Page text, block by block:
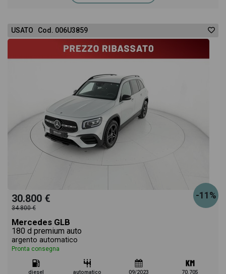
USATO Cod. 006U3859
-11%
30.800 €
34.800 €
Mercedes GLB
180 d premium auto
argento automatico
Pronta consegna
diesel automatico 09/2023 70.705